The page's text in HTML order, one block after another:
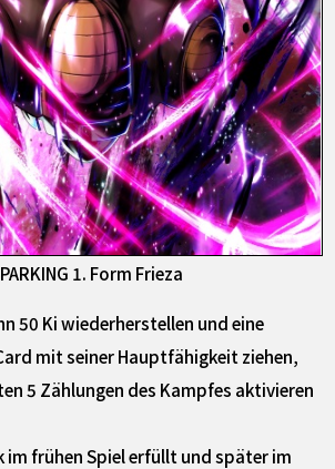
1. Form Frieza
50 Ki wiederherstellen und eine
mit seiner Hauptfähigkeit ziehen,
5 Zählungen des Kampfes aktivieren
im frühen Spiel erfüllt und später im